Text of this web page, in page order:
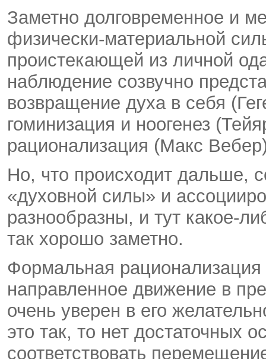
Заметно долговременное и
физически-материальной
проистекающей из личной
наблюдение созвучно
возвращение духа в себя
гоминизация и ноогенез
рационализация (Макс
Но, что происходит дальше,
«духовной силы» и
разнообразны, и тут какое-
так хорошо заметно.
Формальная
направленное движение в
очень уверен в его
это так, то нет достаточных
соответствовать